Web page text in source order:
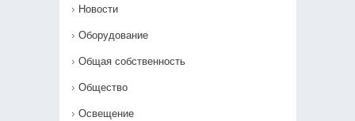
Новости
Оборудование
Общая собственность
Общество
Освещение